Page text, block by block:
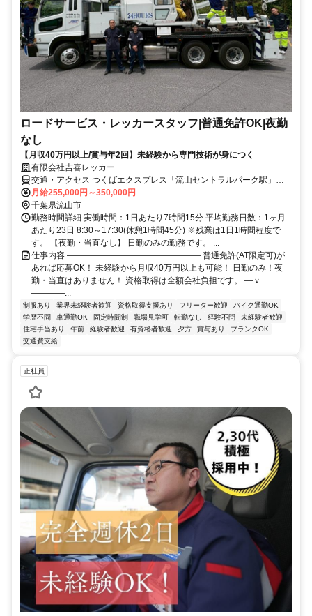
ロードサービス・レッカースタッフ|普通免許OK|夜勤
なし
【月収40万円以上/賞与年2回】未経験から専門技術が身につく
有限会社吉喜レッカー
交通・アクセス つくばエクスプレス「流山セントラルパーク駅」徒
歩14分 ＊八木南小学校向かい ＊車通勤OK
月給255,000円～350,000円
千葉県流山市
勤務時間詳細 実働時間：1日あたり7時間15分 平均勤務日数：1ヶ月
あたり23日 8:30～17:30(休憩1時間45分) ※残業は1日1時間程度で
す。 【夜勤・当直なし】 日勤のみの勤務です。 ...
仕事内容 ―――――――――――――――― 普通免許(AT限定可)が
あれば応募OK！ 未経験から月収40万円以上も可能！ 日勤のみ！夜
勤・当直はありません！ 資格取得は全額会社負担です。 ―ｖ
――――...
制服あり 業界未経験者歓迎 資格取得支援あり フリーター歓迎
バイク通勤OK
学歴不問
車通勤OK 固定時間制 職場見学可 転勤なし 経験不問
未経験者歓迎
住宅手当あり
午前 経験者歓迎 有資格者歓迎 夕方 賞与あり
ブランクOK
交通費支給
正社員